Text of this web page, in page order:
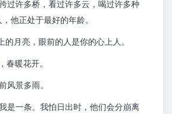
过许多桥，看过许多云，喝过许多种
他正处于最好的年龄。
的月亮，眼前的人是你的心上人。
春暖花开。
风景多雨。
是一条。我怕日出时，他们会分崩离